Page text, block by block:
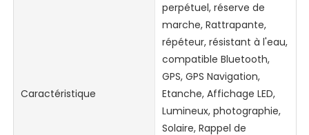
Caractéristique
perpétuel, réserve de
marche, Rattrapante,
répéteur, résistant à l'eau,
compatible Bluetooth,
GPS, GPS Navigation,
Etanche, Affichage LED,
Lumineux, photographie,
Solaire, Rappel de